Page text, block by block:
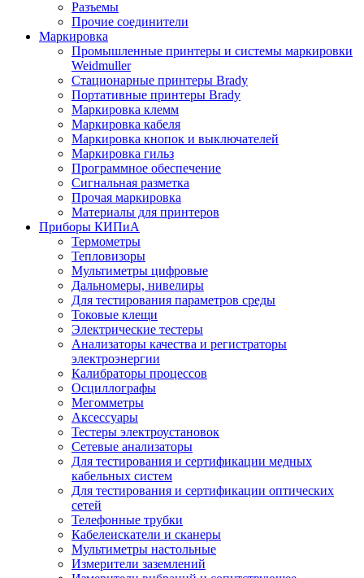
Разъемы
Прочие соединители
Маркировка
Промышленные принтеры и системы маркировки
Weidmuller
Стационарные принтеры Brady
Портативные принтеры Brady
Маркировка клемм
Маркировка кабеля
Маркировка кнопок и выключателей
Маркировка гильз
Программное обеспечение
Сигнальная разметка
Прочая маркировка
Материалы для принтеров
Приборы КИПиА
Термометры
Тепловизоры
Мультиметры цифровые
Дальномеры, нивелиры
Для тестирования параметров среды
Токовые клещи
Электрические тестеры
Анализаторы качества и регистраторы
электроэнергии
Калибраторы процессов
Осциллографы
Мегомметры
Аксессуары
Тестеры электроустановок
Сетевые анализаторы
Для тестирования и сертификации медных
кабельных систем
Для тестирования и сертификации оптических
сетей
Телефонные трубки
Кабелеискатели и сканеры
Мультиметры настольные
Измерители заземлений